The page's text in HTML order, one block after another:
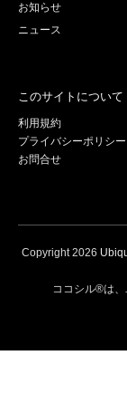
お知らせ
ニュース
このサイトについて
利用規約
プライバシーポリシー
お問合せ
Copyright2026
ココシル®は、